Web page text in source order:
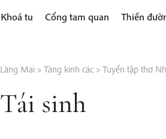
Khoá tu Cổng tam quan Thiền
Làng Mai> Tàng kinh các> Tuyển tập thơ
Tái sinh